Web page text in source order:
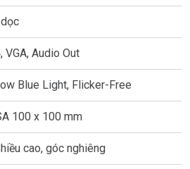
VGA, Audio Out
Blue Light, Flicker-Free
100 x 100 mm
cao, góc nghiêng